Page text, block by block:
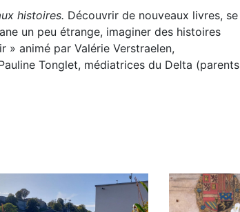
histoires. Découvrir de nouveaux livres, se
un peu étrange, imaginer des histoires
animé par Valérie Verstraelen,
Tonglet, médiatrices du Delta (parents